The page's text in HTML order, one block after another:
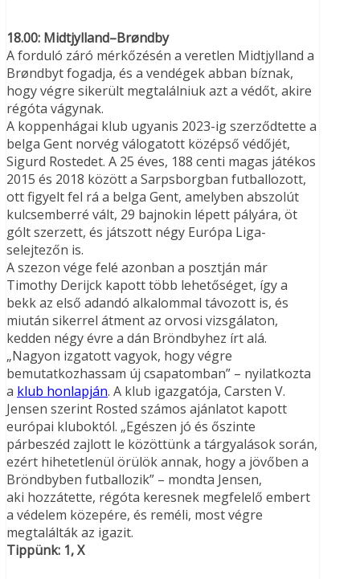
18.00: Midtjylland–Brøndby
A forduló záró mérkőzésén a veretlen Midtjylland a
Brøndbyt fogadja, és a vendégek abban bíznak,
hogy végre sikerült megtalálniuk azt a védőt, akire
régóta vágynak.
A koppenhágai klub ugyanis 2023-ig szerződtette a
belga Gent norvég válogatott középső védőjét,
Sigurd Rostedet. A 25 éves, 188 centi magas játékos
2015 és 2018 között a Sarpsborgban futballozott,
ott figyelt fel rá a belga Gent, amelyben abszolút
kulcsemberré vált, 29 bajnokin lépett pályára, öt
gólt szerzett, és játszott négy Európa Liga-
selejtezőn is.
A szezon vége felé azonban a posztján már
Timothy Derijck kapott több lehetőséget, így a
bekk az első adandó alkalommal távozott is, és
miután sikerrel átment az orvosi vizsgálaton,
kedden négy évre a dán Bröndbyhez írt alá.
„Nagyon izgatott vagyok, hogy végre
bemutatkozhassam új csapatomban” – nyilatkozta
a klub honlapján. A klub igazgatója, Carsten V.
Jensen szerint Rosted számos ajánlatot kapott
európai kluboktól. „Egészen jó és őszinte
párbeszéd zajlott le közöttünk a tárgyalások során,
ezért hihetetlenül örülök annak, hogy a jövőben a
Bröndbyben futballozik” – mondta Jensen,
aki hozzátette, régóta keresnek megfelelő embert
a védelem közepére, és reméli, most végre
megtalálták az igazit.
Tippünk: 1, X